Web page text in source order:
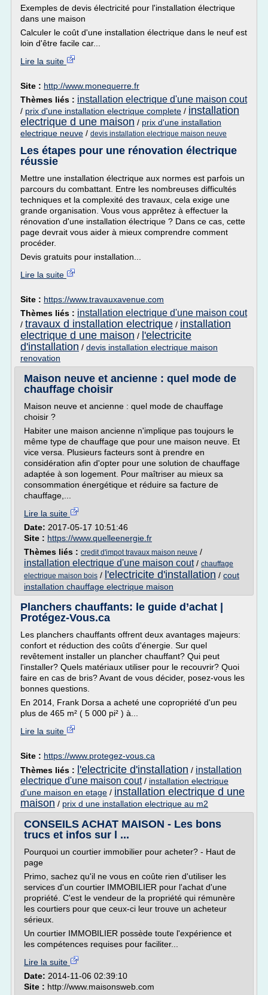
Exemples de devis électricité pour l'installation électrique
dans une maison
Calculer le coût d'une installation électrique dans le neuf est
loin d'être facile car...
Lire la suite
Site : http://www.monequerre.fr
Thèmes liés : installation electrique d'une maison cout
/ prix d'une installation electrique complete / installation
electrique d une maison / prix d'une installation
electrique neuve / devis installation electrique maison neuve
Les étapes pour une rénovation électrique
réussie
Mettre une installation électrique aux normes est parfois un
parcours du combattant. Entre les nombreuses difficultés
techniques et la complexité des travaux, cela exige une
grande organisation. Vous vous apprêtez à effectuer la
rénovation d'une installation électrique ? Dans ce cas, cette
page devrait vous aider à mieux comprendre comment
procéder.
Devis gratuits pour installation...
Lire la suite
Site : https://www.travauxavenue.com
Thèmes liés : installation electrique d'une maison cout
/ travaux d installation electrique / installation
electrique d une maison / l'electricite
d'installation / devis installation electrique maison
renovation
Maison neuve et ancienne : quel mode de
chauffage choisir
Maison neuve et ancienne : quel mode de chauffage
choisir ?
Habiter une maison ancienne n'implique pas toujours le
même type de chauffage que pour une maison neuve. Et
vice versa. Plusieurs facteurs sont à prendre en
considération afin d'opter pour une solution de chauffage
adaptée à son logement. Pour maîtriser au mieux sa
consommation énergétique et réduire sa facture de
chauffage,...
Lire la suite
Date: 2017-05-17 10:51:46
Site : https://www.quelleenergie.fr
Thèmes liés : credit d'impot travaux maison neuve /
installation electrique d'une maison cout/ chauffage
electrique maison bois / l'electricite d'installation / cout
installation chauffage electrique maison
Planchers chauffants: le guide d’achat |
Protégez-Vous.ca
Les planchers chauffants offrent deux avantages majeurs:
confort et réduction des coûts d'énergie. Sur quel
revêtement installer un plancher chauffant? Qui peut
l'installer? Quels matériaux utiliser pour le recouvrir? Quoi
faire en cas de bris? Avant de vous décider, posez-vous les
bonnes questions.
En 2014, Frank Dorsa a acheté une copropriété d'un peu
plus de 465 m² ( 5 000 pi² ) à...
Lire la suite
Site : https://www.protegez-vous.ca
Thèmes liés :
l'electricite d'installation / installation
electrique d'une maison cout/ installation electrique
d'une maison en etage / installation electrique d une
maison / prix d une installation electrique au m2
CONSEILS ACHAT MAISON - Les bons
trucs et infos sur l ...
Pourquoi un courtier immobilier pour acheter? - Haut de
page
Primo, sachez qu'il ne vous en coûte rien d'utiliser les
services d'un courtier IMMOBILIER pour l'achat d'une
propriété. C'est le vendeur de la propriété qui rémunère
les courtiers pour que ceux-ci leur trouve un acheteur
sérieux.
Un courtier IMMOBILIER possède toute l'expérience et
les compétences requises pour faciliter...
Lire la suite
Date: 2014-11-06 02:39:10
Site : http://www.maisonsweb.com